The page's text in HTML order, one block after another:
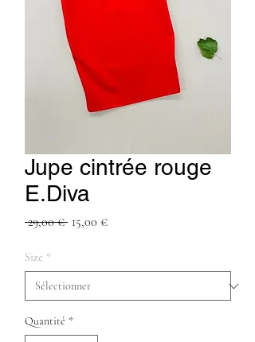
Jupe cintrée rouge
E.Diva
29,00 € Prix
15,00 €Prix
Size *
Quantité *